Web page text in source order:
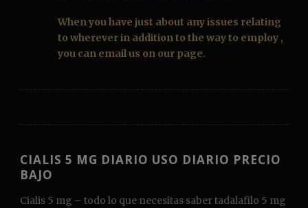
When you have just about any issues relating
to wherever in addition to the way to employ ,
you can email us on our page.
CIALIS 5 MG DIARIO USO DIARIO PRECIO
BAJO
Cialis 5 mg – todo lo que necesitas saber tadalafilo 5 mg